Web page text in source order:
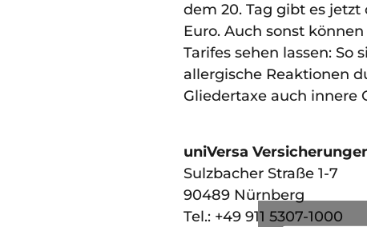
dem 20. Tag gibt es
Euro. Auch sonst
Tarifes sehen lassen: So
allergische Reaktionen
Gliedertaxe auch innere
uniVersa
Sulzbacher Straße 1-7
90489 Nürnberg
Tel.: +49 911 5307-1000